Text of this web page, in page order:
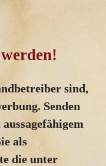
sind,
Senden
als
die unter